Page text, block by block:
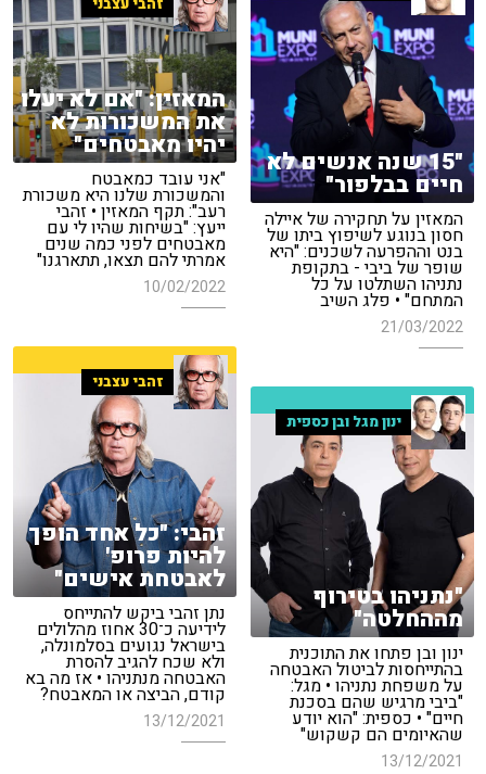
"15 שנה אנשים לא
חיים בבלפור"
המאזין על תחקירה של איילה
חסון בנוגע לשיפוץ ביתו של
בנט וההפרעה לשכנים: "היא
שופר של ביבי - בתקופת
נתניהו השתלטו על כל
המתחם" • פלג השיב
21/03/2022
המאזין: "אם לא יעלו
את המשכורות לא
יהיו מאבטחים"
"אני עובד כמאבטח
והמשכורת שלנו היא משכורת
רעב": תקף המאזין • זהבי
ייעץ: "בשיחות שהיו לי עם
מאבטחים לפני כמה שנים
אמרתי להם תצאו, תתארגנו"
10/02/2022
זהבי עצבני
זהבי: "כל אחד הופך
להיות פרופ'
לאבטחת אישים"
נתן זהבי ביקש להתייחס
לידיעה כ־30 אחוז מהלולים
בישראל נגועים בסלמונלה,
ולא שכח להגיב להסרת
האבטחה מנתניהו • אז מה בא
קודם, הביצה או המאבטח?
13/12/2021
ינון מגל ובן כספית
"נתניהו בטירוף
מההחלטה"
ינון ובן פתחו את התוכנית
בהתייחסות לביטול האבטחה
על משפחת נתניהו • מגל:
"ביבי מרגיש שהם בסכנת
חיים" • כספית: "הוא יודע
שהאיומים הם קשקוש"
13/12/2021